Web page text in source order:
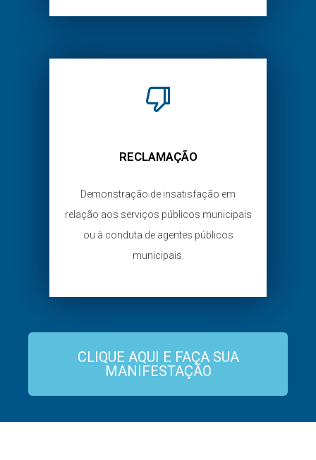
RECLAMAÇÃO
Demonstração de insatisfação em
relação aos serviços públicos municipais
ou à conduta de agentes públicos
municipais.
CLIQUE AQUI E FAÇA SUA
MANIFESTAÇÃO